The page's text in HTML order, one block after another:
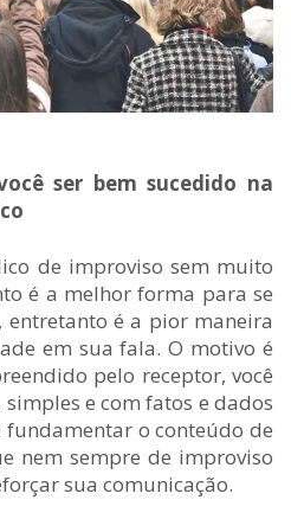
ser bem sucedido na
de improviso sem muito
é a melhor forma para se
é a pior maneira
em sua fala. O motivo é
pelo receptor, você
e com fatos e dados
o conteúdo de
nem sempre de improviso
sua comunicação.